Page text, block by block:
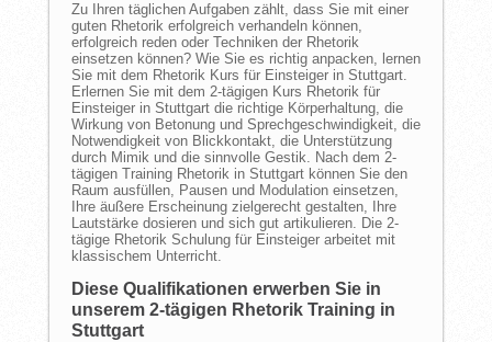
Zu Ihren täglichen Aufgaben zählt, dass Sie mit einer
guten Rhetorik erfolgreich verhandeln können,
erfolgreich reden oder Techniken der Rhetorik
einsetzen können? Wie Sie es richtig anpacken, lernen
Sie mit dem Rhetorik Kurs für Einsteiger in Stuttgart.
Erlernen Sie mit dem 2-tägigen Kurs Rhetorik für
Einsteiger in Stuttgart die richtige Körperhaltung, die
Wirkung von Betonung und Sprechgeschwindigkeit, die
Notwendigkeit von Blickkontakt, die Unterstützung
durch Mimik und die sinnvolle Gestik. Nach dem 2-
tägigen Training Rhetorik in Stuttgart können Sie den
Raum ausfüllen, Pausen und Modulation einsetzen,
Ihre äußere Erscheinung zielgerecht gestalten, Ihre
Lautstärke dosieren und sich gut artikulieren. Die 2-
tägige Rhetorik Schulung für Einsteiger arbeitet mit
klassischem Unterricht.
Diese Qualifikationen erwerben Sie in
unserem 2-tägigen Rhetorik Training in
Stuttgart